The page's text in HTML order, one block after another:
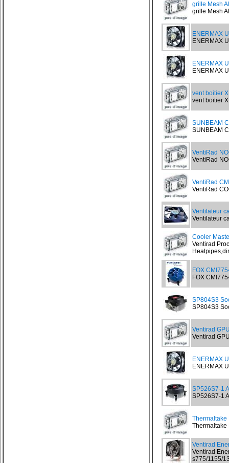
grille Mesh
grille Mesh
ENERMAX
ENERMAX
ENERMAX
ENERMAX
vent boitier
vent boitier
SUNBEAM
SUNBEAM
VentiRad
VentiRad
VentiRad
VentiRad
Ventilateur
Ventilateur
Cooler
Ventirad
FOX
FOX
SP804S3
SP804S3
Ventirad
Ventirad
ENERMAX
ENERMAX
SP526S7-1
SP526S7-1
Thermaltake
Thermaltake
Ventirad
Ventirad
s775/1155/